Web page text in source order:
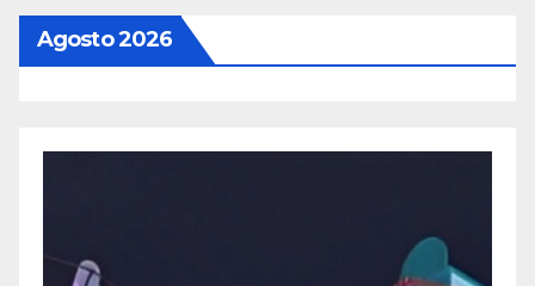
Agosto 2026